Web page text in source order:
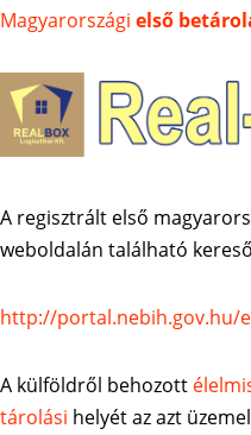
Magyarországi első
A regisztrált első
weboldalán található
http://portal.nebih.gov.hu/
A külföldről behozott
tárolási helyét az azt